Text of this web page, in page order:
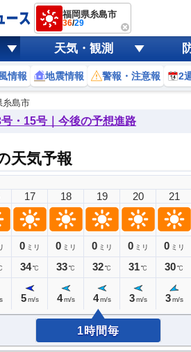
福岡県糸島市
36/29
天気・観測
情報 地震情報 警報・注意報 2
糸島市
・15号｜今後の予想進路
天気予報
17
0 ミリ
34℃
5 m/s
18
0 ミリ
33℃
4 m/s
19
0 ミリ
32℃
4 m/s
20
0 ミリ
31℃
3 m/s
21
0 ミリ
30℃
3 m/s
1時間毎